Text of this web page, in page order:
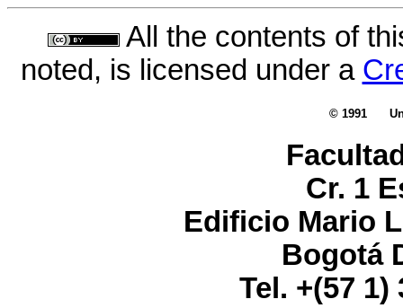
All the contents of
noted, is licensed under a
© 1991
Cr. 1
Edificio Mario
Bogotá
Tel. +(57 1)